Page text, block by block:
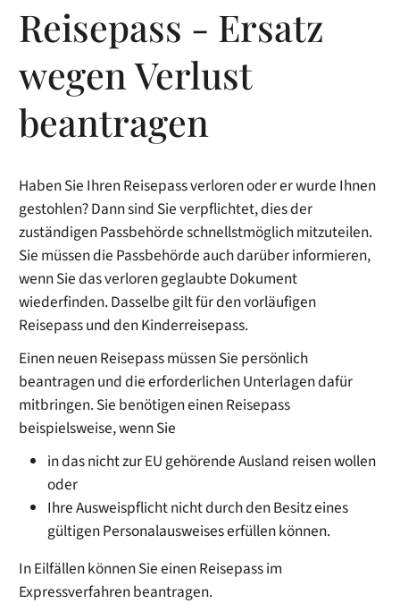
Reisepass - Ersatz
wegen Verlust
beantragen
Haben Sie Ihren Reisepass verloren oder er wurde Ihnen
gestohlen? Dann sind Sie verpflichtet, dies der
zuständigen Passbehörde schnellstmöglich mitzuteilen.
Sie müssen die Passbehörde auch darüber informieren,
wenn Sie das verloren geglaubte Dokument
wiederfinden. Dasselbe gilt für den vorläufigen
Reisepass und den Kinderreisepass.
Einen neuen Reisepass müssen Sie persönlich
beantragen und die erforderlichen Unterlagen dafür
mitbringen. Sie benötigen einen Reisepass
beispielsweise, wenn Sie
in das nicht zur EU gehörende Ausland reisen wollen
oder
Ihre Ausweispflicht nicht durch den Besitz eines
gültigen Personalausweises erfüllen können.
In Eilfällen können Sie einen Reisepass im
Expressverfahren beantragen.